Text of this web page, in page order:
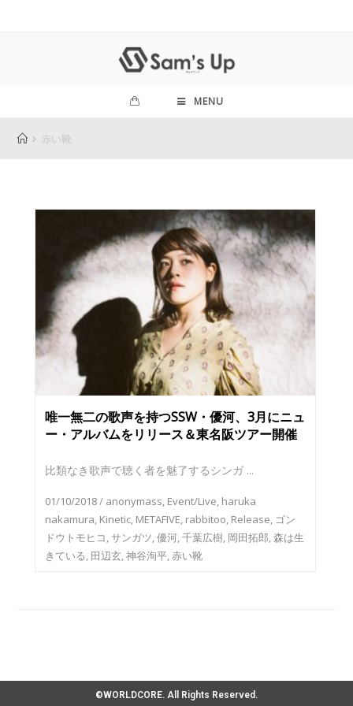
MENU
赤い靴
唯一無二の歌声を持つSSW・優河、3月にニュ
ー・アルバムをリリース＆東名阪ツアー開催
比類なき歌声で聴く者を魅了するシンガ ...
01/10/2018/ anonymass, Event/Live, haruka
nakamura, Kinetic, METAFIVE, rabbitoo, Release, ゴン
ドウトモヒコ,サンガツ,優河,千葉広樹, 岡田拓郎,森は生
きている, 田辺玄,神谷洵平,赤い靴
©WORLDCORE. All Rights Reserved.